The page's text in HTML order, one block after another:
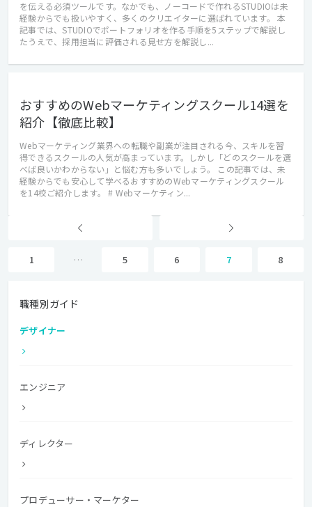
を伝える必須ツールです。なかでも、ノーコードで作れるSTUDIOは未
経験からでも扱いやすく、多くのクリエイターに選ばれています。 本
記事では、STUDIOでポートフォリオを作る手順を5ステップで解説し
たうえで、採用担当に評価される見せ方を解説し...
おすすめのWebマーケティングスクール14選を
紹介【徹底比較】
Webマーケティング業界への転職や副業が注目される今、スキルを習
得できるスクールの人気が高まっています。しかし「どのスクールを選
べば良いかわからない」と悩む方も多いでしょう。 この記事では、未
経験からでも安心して学べるおすすめのWebマーケティングスクール
を14校ご紹介します。 # Webマーケティン...
1 … 5 6 7 8
職種別ガイド
デザイナー
エンジニア
ディレクター
プロデューサー・マーケター